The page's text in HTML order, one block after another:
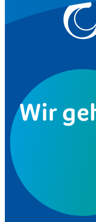
Wir